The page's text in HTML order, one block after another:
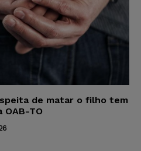
de matar o filho tem
OAB-TO